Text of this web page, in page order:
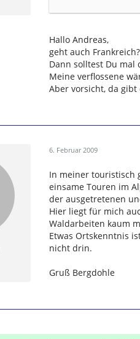
Hallo Andreas,
geht auch Frankreich?
Dann solltest Du mal
Meine verflossene
Aber vorsicht, da gibt
6. Februar 2009
In meiner touristisch
einsame Touren im
der ausgetretenen
Hier liegt für mich
Waldarbeiten kaum
Etwas Ortskenntnis
nicht drin.
Gruß Bergdohle